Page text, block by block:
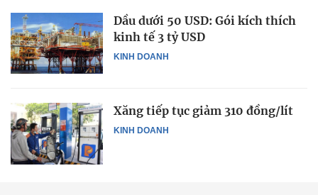
KINH DOANH
Dầu dưới 50 USD: Gói kích thích
kinh tế 3 tỷ USD
KINH DOANH
Xăng tiếp tục giảm 310 đồng/lít